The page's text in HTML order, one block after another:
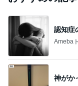
認知症
Ameba
神がか